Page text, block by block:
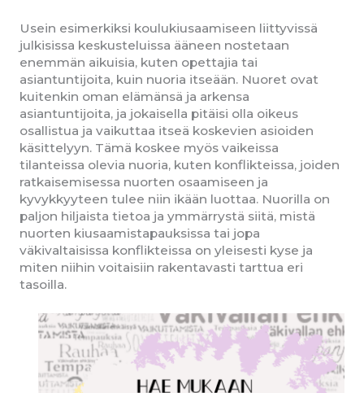
Usein esimerkiksi koulukiusaamiseen liittyvissä
julkisissa keskusteluissa ääneen nostetaan
enemmän aikuisia, kuten opettajia tai
asiantuntijoita, kuin nuoria itseään. Nuoret ovat
kuitenkin oman elämänsä ja arkensa
asiantuntijoita, ja jokaisella pitäisi olla oikeus
osallistua ja vaikuttaa itseä koskevien asioiden
käsittelyyn. Tämä koskee myös vaikeissa
tilanteissa olevia nuoria, kuten konflikteissa, joiden
ratkaisemisessa nuorten osaamiseen ja
kyvykkyyteen tulee niin ikään luottaa. Nuorilla on
paljon hiljaista tietoa ja ymmärrystä siitä, mistä
nuorten kiusaamistapauksissa tai jopa
väkivaltaisissa konflikteissa on yleisesti kyse ja
miten niihin voitaisiin rakentavasti tarttua eri
tasoilla.